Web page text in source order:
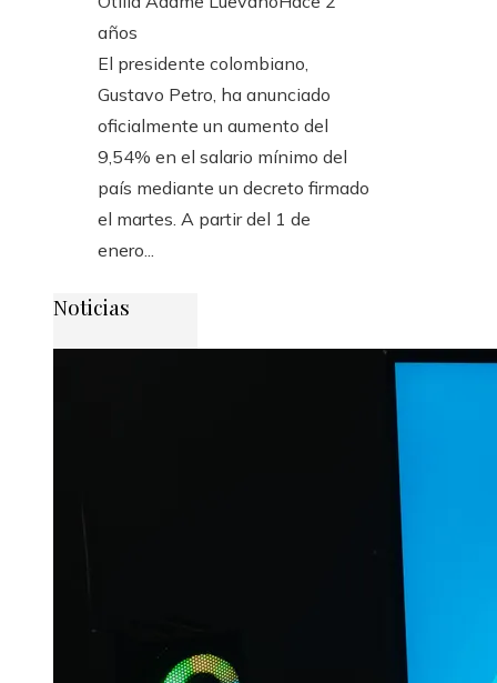
años
El presidente colombiano,
Gustavo Petro, ha anunciado
oficialmente un aumento del
9,54% en el salario mínimo del
país mediante un decreto firmado
el martes. A partir del 1 de
enero...
Noticias